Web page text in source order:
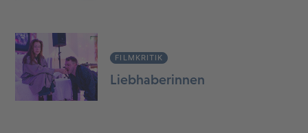
FILMKRITIK
Liebhaberinnen